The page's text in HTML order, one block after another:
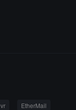
EtherMail